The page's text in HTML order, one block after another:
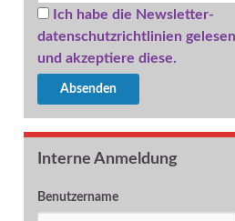
Ich habe die Newsletter-
datenschutzrichtlinien gelesen
und akzeptiere diese.
Interne Anmeldung
Benutzername